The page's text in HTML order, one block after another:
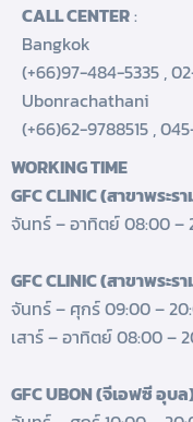
CALL CENTER:
Bangkok
(+66)97-484-5335,
Ubonrachathani
(+66)62-9788515,
WORKING TIME
GFC CLINIC (สาขาพระร
จันทร์ – อาทิตย์ 08:00 –
GFC CLINIC (สาขาพระร
จันทร์ – ศุกร์ 09:00 –
เสาร์ – อาทิตย์ 08:00 –
GFC UBON (จีเอฟซี อุบ